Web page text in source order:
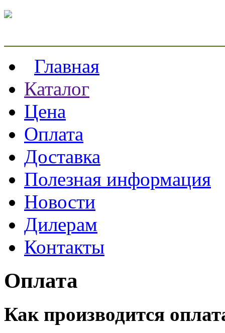
Главная
Каталог
Цена
Оплата
Доставка
Полезная информация
Новости
Дилерам
Контакты
Оплата
Как производится